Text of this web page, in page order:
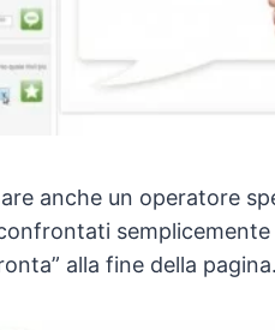
anche un operatore
semplicemente
alla fine della